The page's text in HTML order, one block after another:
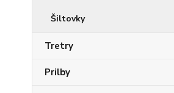
Šiltovky
Tretry
Prilby